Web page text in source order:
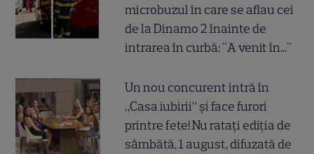
microbuzul în care se aflau cei
de la Dinamo 2 înainte de
intrarea în curbă: "A venit în..."
Un nou concurent intră în
„Casa iubirii” și face furori
printre fete! Nu ratați ediția de
sâmbătă, 1 august, difuzată de